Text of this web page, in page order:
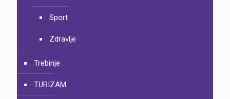
Sport
Zdravlje
Trebinje
TURIZAM